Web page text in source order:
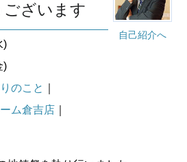
自己紹介へ
ざいます
)
)
のこと
ム倉吉店